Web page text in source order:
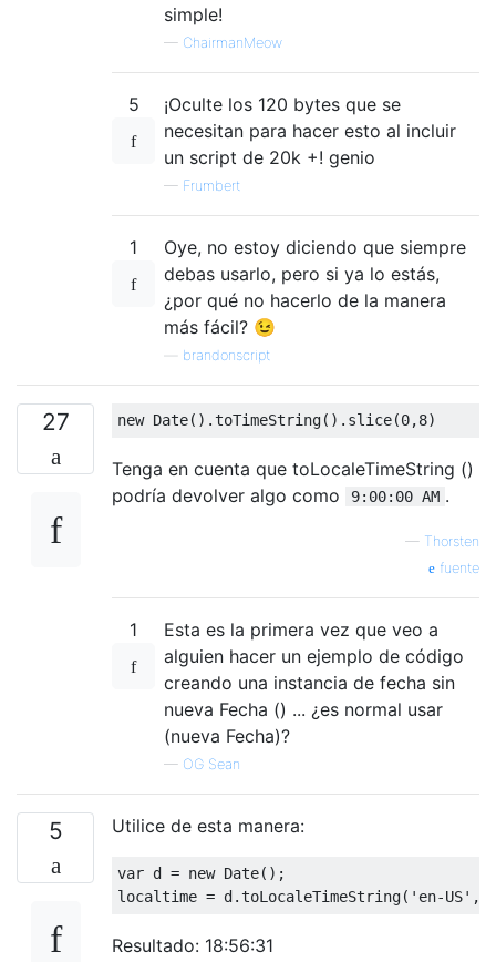
simple!
— ChairmanMeow
5
¡Oculte los 120 bytes que se
necesitan para hacer esto al incluir
un script de 20k +! genio
— Frumbert
1
Oye, no estoy diciendo que siempre
debas usarlo, pero si ya lo estás,
¿por qué no hacerlo de la manera
más fácil? 😉
brandonscript
27 new Date().toTimeString(). slice(0,8)
Tenga en cuenta que toLocaleTimeString ()
podría devolver algo como
9:00:00 AM .
— Thorsten
fuente
1
Esta es la primera vez que veo a
alguien hacer un ejemplo de código
creando una instancia de fecha sin
nueva Fecha () ... ¿es normal usar
(nueva Fecha)?
— OG Sean
5 Utilice de esta manera:
var d = new Date();
localtime = d .toLocaleTimeString( 'en-US' ,
Resultado: 18:56:31